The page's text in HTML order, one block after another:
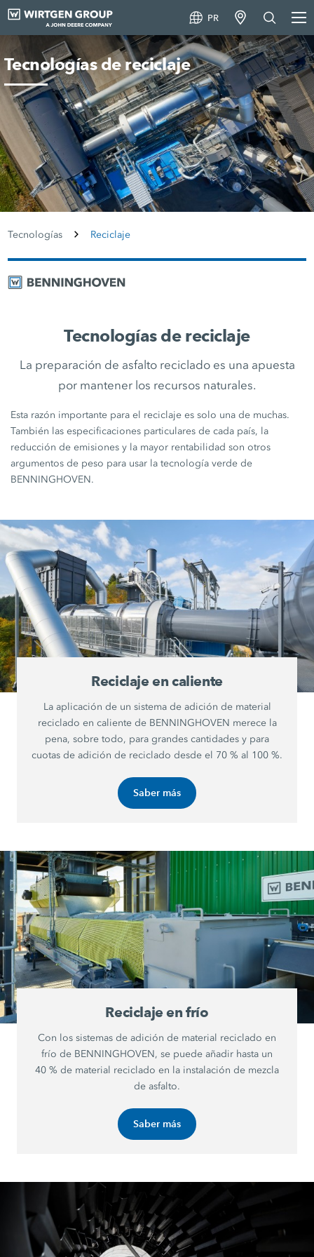
PR
Tecnologías de reciclaje
Tecnologías Reciclaje
Tecnologías de reciclaje
La preparación de asfalto reciclado es una apuesta
por mantener los recursos naturales.
Esta razón importante para el reciclaje es solo una de muchas.
También las especificaciones particulares de cada país, la
reducción de emisiones y la mayor rentabilidad son otros
argumentos de peso para usar la tecnología verde de
BENNINGHOVEN.
Reciclaje en caliente
La aplicación de un sistema de adición de material
reciclado en caliente de BENNINGHOVEN merece la
pena, sobre todo, para grandes cantidades y para
cuotas de adición de reciclado desde el 70 % al 100 %.
Saber más
Reciclaje en frío
Con los sistemas de adición de material reciclado en
frío de BENNINGHOVEN, se puede añadir hasta un
40 % de material reciclado en la instalación de mezcla
de asfalto.
Saber más